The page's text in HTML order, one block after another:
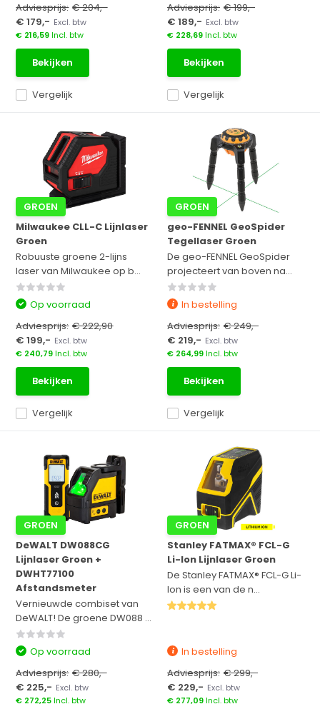
Vergelijk
Adviesprijs: € 204,-
€ 179,- Excl. btw
€ 216,59Incl. btw
Bekijken
Vergelijk
Adviesprijs: € 199,-
€ 189,- Excl. btw
€ 228,69Incl. btw
Bekijken
GROEN
Milwaukee CLL-C Lijnlaser
Groen
Robuuste groene 2-lijns
laser van Milwaukee op b...
Vergelijk
Op voorraad
Adviesprijs: € 222,90
€ 199,- Excl. btw
€ 240,79Incl. btw
Bekijken
GROEN
geo-FENNEL GeoSpider
Tegellaser Groen
De geo-FENNEL GeoSpider
projecteert van boven na...
Vergelijk
In bestelling
Adviesprijs: € 249,-
€ 219,- Excl. btw
€ 264,99Incl. btw
Bekijken
GROEN
DeWALT DW088CG
Lijnlaser Groen +
DWHT77100
Afstandsmeter
Vernieuwde combiset van
DeWALT! De groene DW088 ...
Op voorraad
Adviesprijs: € 280,-
€ 225,- Excl. btw
€ 272,25Incl. btw
GROEN
Stanley FATMAX® FCL-G
Li-Ion Lijnlaser Groen
De Stanley FATMAX® FCL-G Li-
Ion is een van de n...
In bestelling
Adviesprijs: € 299,-
€ 229,- Excl. btw
€ 277,09Incl. btw